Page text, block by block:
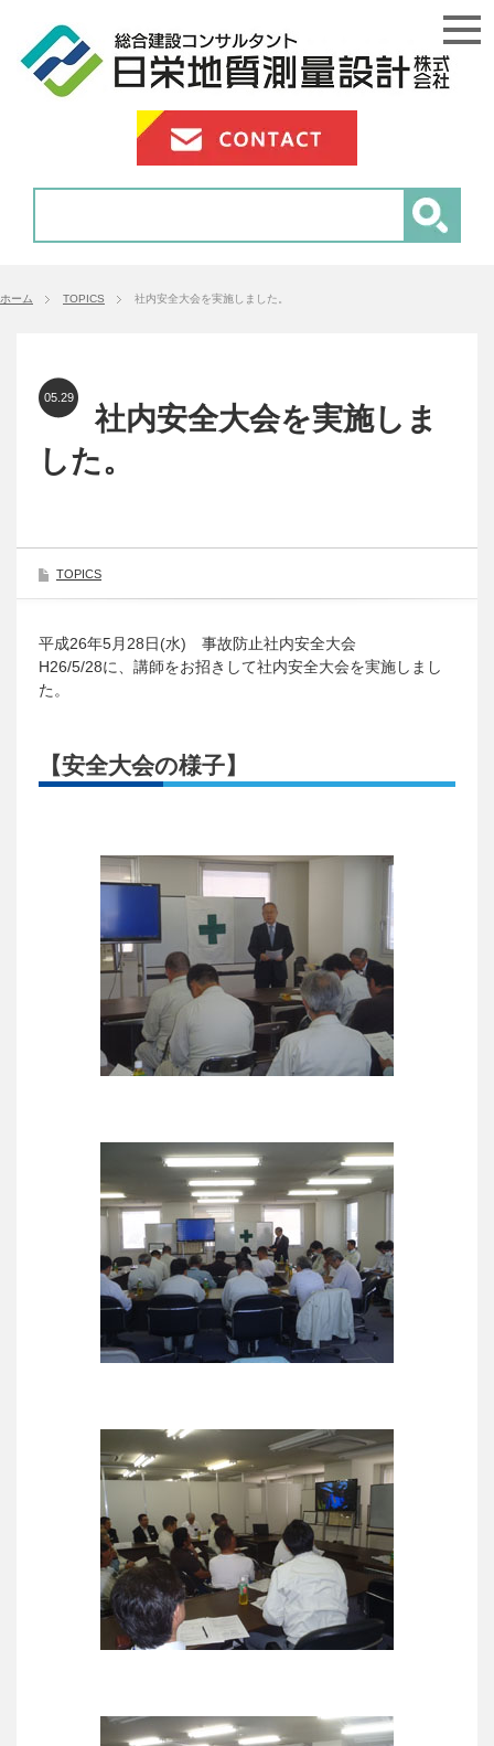
ホーム TOPICS 社内安全大会を実施しました。
05.29
社内安全大会を実施しま
した。
TOPICS
平成26年5月28日(水) 事故防止社内安全大会
H26/5/28に、講師をお招きして社内安全大会を実施しまし
た。
【安全大会の様子】